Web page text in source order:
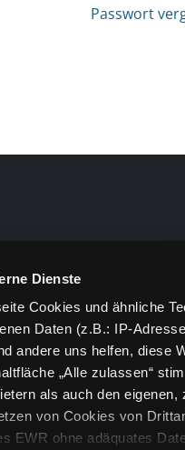
Dienste
Cookies und ähnliche
Daten (z.B.: IP-
andere uns helfen, diese
„Alle zulassen“
als auch den
von Cookies von
EWR ohne adäquates
Passwort